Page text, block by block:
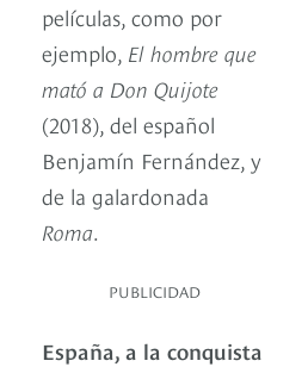
películas, como por
ejemplo, El hombre que
mató a Don Quijote
(2018), del español
Benjamín Fernández, y
de la galardonada
Roma.
PUBLICIDAD
España, a la conquista